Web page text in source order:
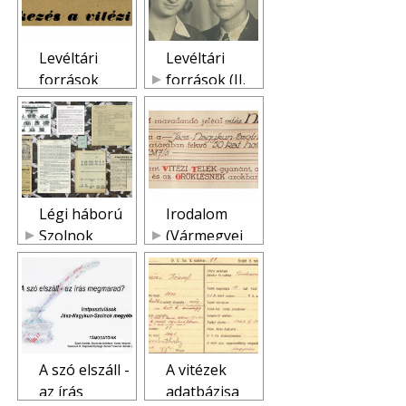
Levéltári
források
(Vármegyei
vitézek)
Levéltári
források (II.
világháború)
Légi háború
Szolnok
felett
Irodalom
(Vármegyei
vitézek)
A szó elszáll -
az írás
A vitézek
adatbázisa